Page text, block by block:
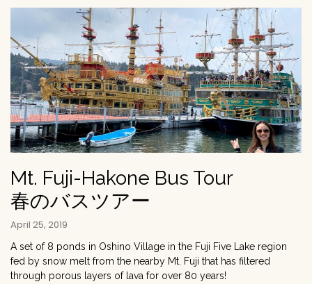
Mt. Fuji-Hakone Bus Tour
春のバスツアー
April 25, 2019
A set of 8 ponds in Oshino Village in the Fuji Five Lake region
fed by snow melt from the nearby Mt. Fuji that has filtered
through porous layers of lava for over 80 years!